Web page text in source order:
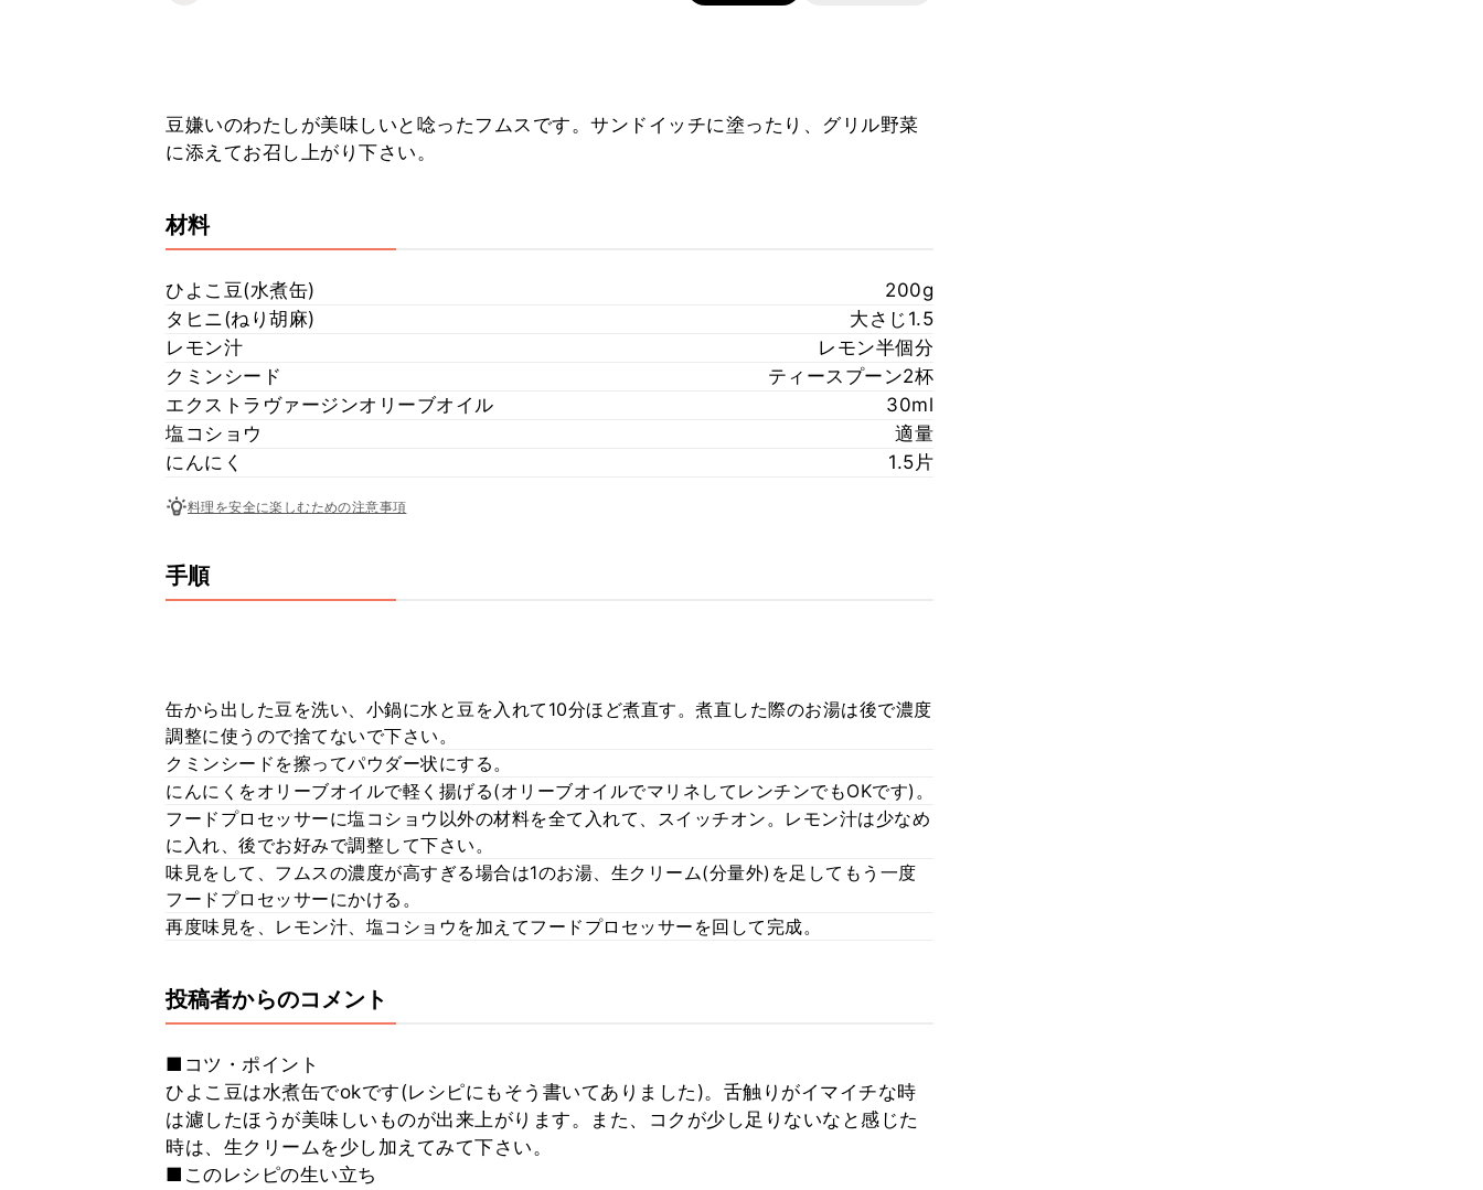
豆嫌いのわたしが美味しいと唸ったフムスです。サンドイッチに塗ったり、グリル野菜
に添えてお召し上がり下さい。
材料
ひよこ豆(水煮缶)
200g
タヒニ(ねり胡麻)
大さじ1.5
レモン汁
レモン半個分
クミンシード
ティースプーン2杯
エクストラヴァージンオリーブオイル
30ml
塩コショウ
適量
にんにく
1.5片
料理を安全に楽しむための注意事項
手順
缶から出した豆を洗い、小鍋に水と豆を入れて10分ほど煮直す。煮直した際のお湯は後で濃度
調整に使うので捨てないで下さい。
クミンシードを擦ってパウダー状にする。
にんにくをオリーブオイルで軽く揚げる(オリーブオイルでマリネしてレンチンでもOKです)。
フードプロセッサーに塩コショウ以外の材料を全て入れて、スイッチオン。レモン汁は少なめ
に入れ、後でお好みで調整して下さい。
味見をして、フムスの濃度が高すぎる場合は1のお湯、生クリーム(分量外)を足してもう一度
フードプロセッサーにかける。
再度味見を、レモン汁、塩コショウを加えてフードプロセッサーを回して完成。
投稿者からのコメント
■コツ・ポイント
ひよこ豆は水煮缶でokです(レシピにもそう書いてありました)。舌触りがイマイチな時
は濾したほうが美味しいものが出来上がります。また、コクが少し足りないなと感じた
時は、生クリームを少し加えてみて下さい。
■このレシピの生い立ち